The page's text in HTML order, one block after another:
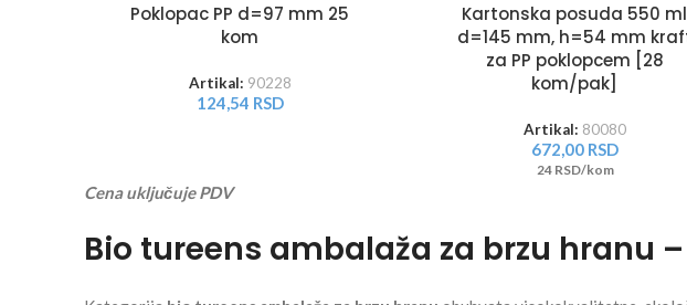
Poklopac PP d=97 mm 25
kom
Artikal: 90228
124,54 RSD
Kartonska posuda 550 ml
d=145 mm, h=54 mm
za PP poklopcem [28
kom/pak]
Artikal: 80080
672,00 RSD
24 RSD/kom
Cena uključuje PDV
Bio tureens ambalaža za brzu hranu